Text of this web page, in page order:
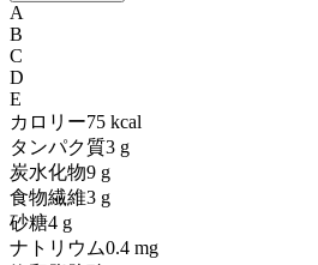
A
B
C
D
E
カロリー75 kcal
タンパク質3 g
炭水化物9 g
食物繊維3 g
砂糖4 g
ナトリウム0.4 mg